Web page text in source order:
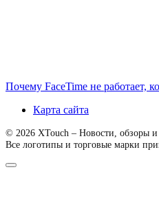
Почему FaceTime не работает,
Карта сайта
© 2026 XTouch – Новости, обзоры
Все логотипы и торговые марки